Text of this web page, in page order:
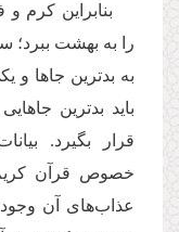
بنابراین کرم
را به بهشت ببرد؛
به بدترین جاها و
باید بدترین
قرار بگیرد.
خصوص قرآن
عذاب‌های آن